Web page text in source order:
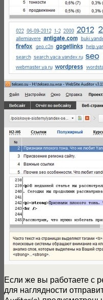
Если же вы работаете с
для наглядности